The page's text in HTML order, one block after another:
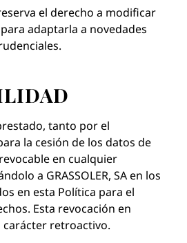
reserva el derecho a modificar
adaptarla a novedades
tanto por el
la cesión de los datos de
en cualquier
a GRASSOLER, SA en los
en esta Política para el
Esta revocación en
retroactivo.